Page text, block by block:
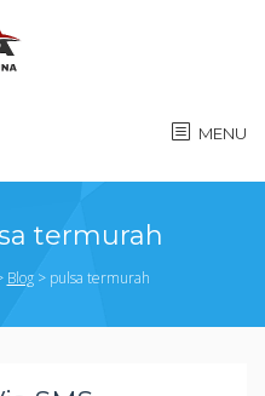
MENU
termurah
Blog> pulsa termurah